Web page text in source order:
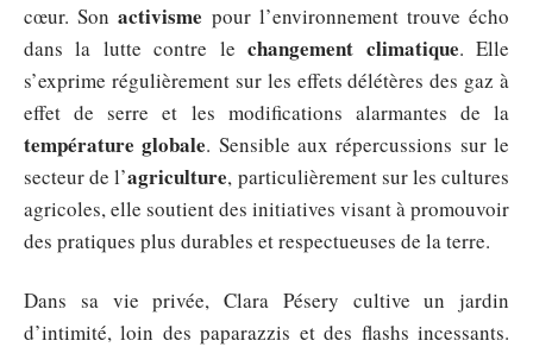
cœur. Sonactivisme pour l’environnement trouve écho
dans la lutte contre lechangement climatique. Elle
s’exprime régulièrement sur les effets délétères des gaz à
effet de serre et les modifications alarmantes de la
température globale. Sensible aux répercussions sur le
secteur de l’agriculture, particulièrement sur les cultures
agricoles, elle soutient des initiatives visant à promouvoir
des pratiques plus durables et respectueuses de la terre.
Dans sa vie privée, Clara Pésery cultive un jardin
d’intimité, loin des paparazzis et des flashs incessants.